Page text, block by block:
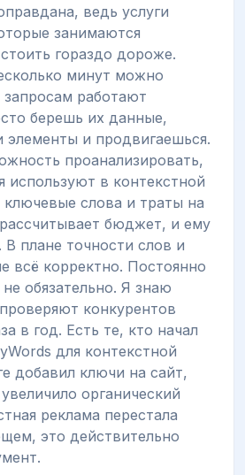
ведь услуги
занимаются
гораздо дороже.
минут можно
работают
берешь их данные,
элементы и продвигаешься.
проанализировать,
используют в контекстной
ключевые слова и траты на
бюджет, и ему
плане точности слов и
всё корректно. Постоянно
обязательно. Я знаю
конкурентов
в год. Есть те, кто начал
для контекстной
добавил ключи на сайт,
органический
реклама перестала
это действительно